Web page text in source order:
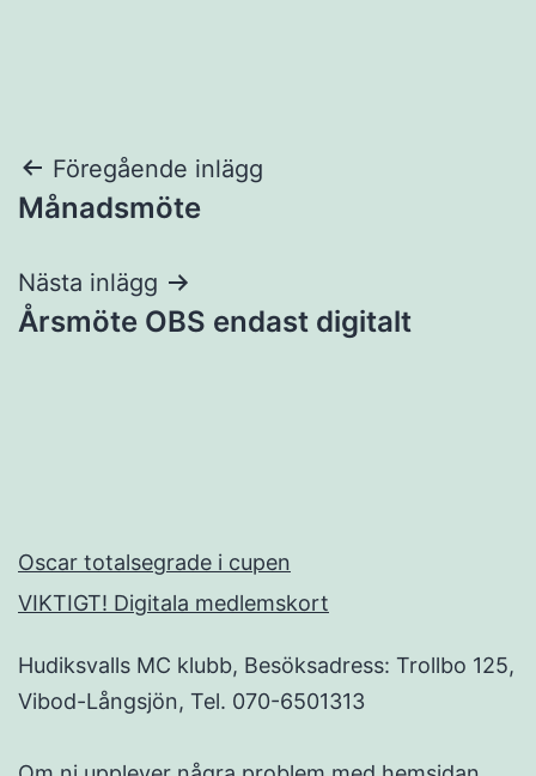
Inläggsnavigering
Föregående inlägg
Månadsmöte
Nästa inlägg
Årsmöte OBS endast digitalt
Oscar totalsegrade i cupen
VIKTIGT! Digitala medlemskort
Hudiksvalls MC klubb, Besöksadress: Trollbo 125,
Vibod-Långsjön, Tel. 070-6501313